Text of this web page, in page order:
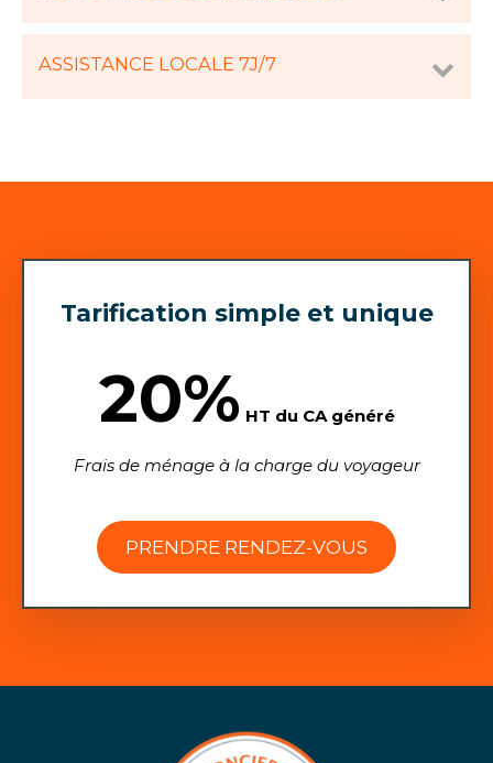
ASSISTANCE LOCALE 7J/7
Tarification simple et unique
20% HT du CA généré
Frais de ménage à la charge du voyageur
PRENDRE RENDEZ-VOUS